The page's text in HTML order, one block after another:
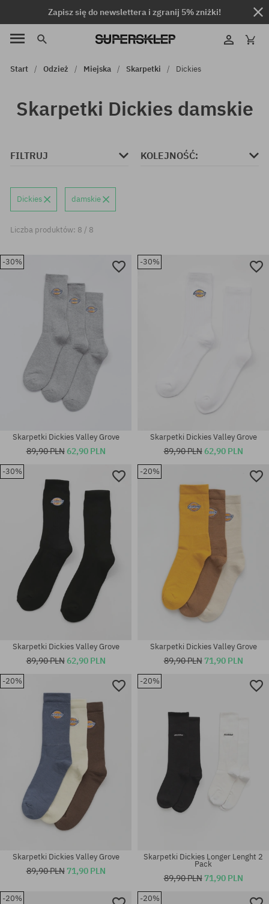
Zapisz się do newslettera i zgranij 5% zniżki!
Start Odzież Miejska Skarpetki Dickies
Skarpetki Dickies damskie
FILTRUJ KOLEJNOŚĆ:
Dickies damskie
Liczba produktów: 8 / 8
-30%
Dostępne rozmiary:
Skarpetki Dickies Valley Grove
89,90 PLN62,90 PLN
-30%
35-38; 39-42; 43-46
Skarpetki Dickies Valley Grove
89,90 PLN62,90 PLN
-30%
Skarpetki Dickies Valley Grove
89,90 PLN62,90 PLN
-20%
Skarpetki Dickies Valley Grove
89,90 PLN 71,90 PLN
-20%
Skarpetki Dickies Valley Grove
89,90 PLN 71,90 PLN
-20%
Skarpetki Dickies Longer Lenght 2
Pack
89,90 PLN 71,90 PLN
-20% -20%